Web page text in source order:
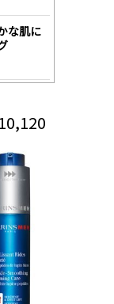
な肌に